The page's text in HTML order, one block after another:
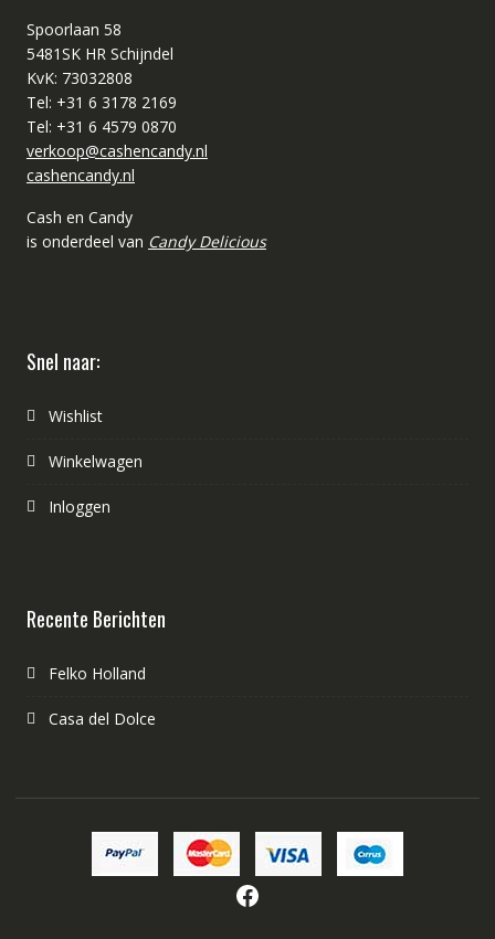
Spoorlaan 58
5481SK HR Schijndel
KvK: 73032808
Tel: +31 6 3178 2169
Tel: +31 6 4579 0870
verkoop@cashencandy.nl
cashencandy.nl
Cash en Candy
is onderdeel van Candy Delicious
Snel naar:
Wishlist
Winkelwagen
Inloggen
Recente Berichten
Felko Holland
Casa del Dolce
Facebook